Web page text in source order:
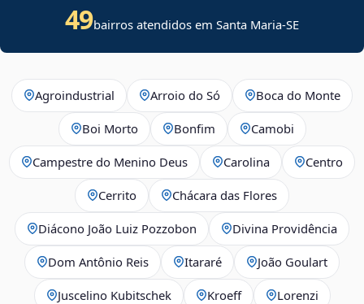
49bairros atendidos em Santa Maria-SE
Agroindustrial Arroio do Só Boca do Monte
Boi Morto Bonfim Camobi
Campestre do Menino Deus Carolina Centro
Cerrito Chácara das Flores
Diácono João Luiz Pozzobon Divina Providência
Dom Antônio Reis Itararé João Goulart
Juscelino Kubitschek Kroeff Lorenzi